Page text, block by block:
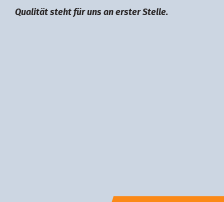
Qualität steht für uns an erster Stelle.